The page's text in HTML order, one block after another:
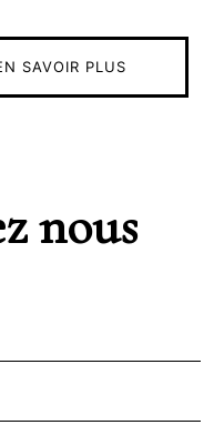
SAVOIR PLUS
nous